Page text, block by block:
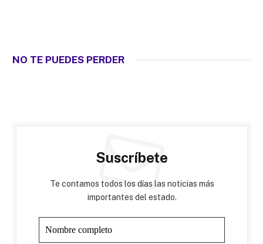
NO TE PUEDES PERDER
Suscríbete
Te contamos todos los días las noticias más
importantes del estado.